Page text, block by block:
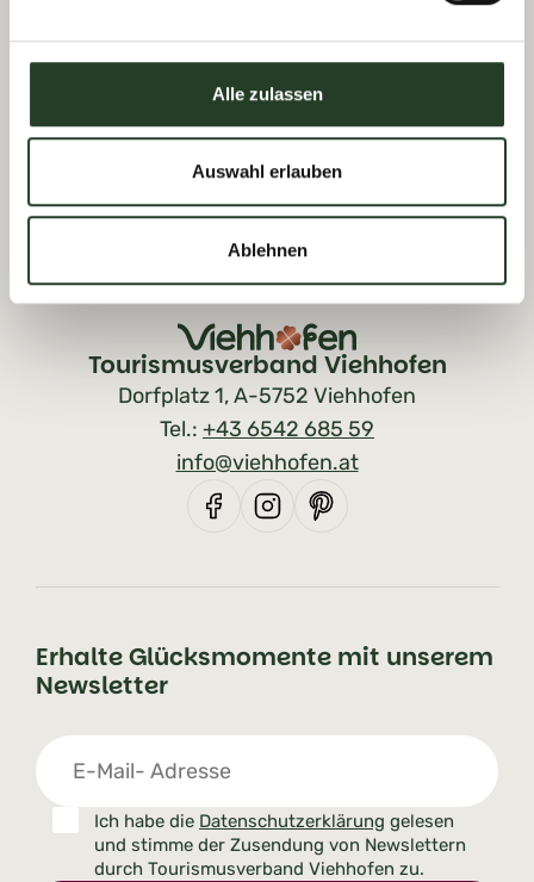
Alle zulassen
Auswahl erlauben
Ablehnen
Vergangenheit und Gegenwart auf eine
der stillen Glücksmomente, die den Ort
besonders machen.
Tourismusverband Viehhofen
Dorfplatz 1, A-5752 Viehhofen
Tel.: +43 6542 685 59
info@viehhofen.at
Erhalte Glücksmomente mit unserem
Newsletter
Ich habe die Datenschutzerklärung gelesen
und stimme der Zusendung von Newslettern
durch Tourismusverband Viehhofen zu.